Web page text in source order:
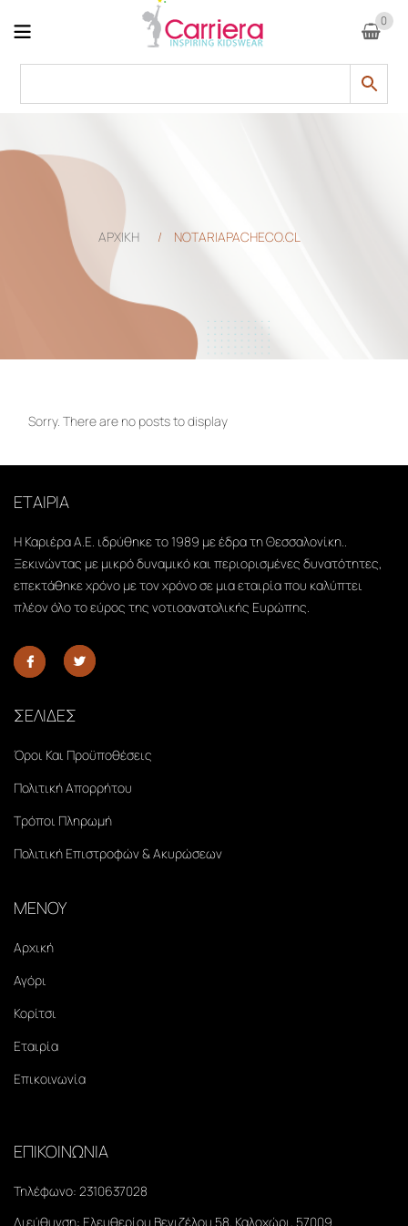
0
ΑΡΧΙΚΗ / NOTARIAPACHECO.CL
Sorry. There are no posts to display
ΕΤΑΙΡΙΑ
Η Καριέρα Α.Ε. ιδρύθηκε το 1989 με έδρα τη Θεσσαλονίκη..
Ξεκινώντας με μικρό δυναμικό και περιορισμένες δυνατότητες,
επεκτάθηκε χρόνο με τον χρόνο σε μια εταιρία που καλύπτει
πλέον όλο το εύρος της νοτιοανατολικής Ευρώπης.
ΣΕΛΙΔΕΣ
Όροι Και Προϋποθέσεις
Πολιτική Απορρήτου
Τρόποι Πληρωμή
Πολιτική Επιστροφών & Ακυρώσεων
ΜΕΝΟΥ
Αρχική
Αγόρι
Κορίτσι
Εταιρία
Επικοινωνία
ΕΠΙΚΟΙΝΩΝΙΑ
Τηλέφωνο: 2310637028
Διεύθυνση: Ελευθερίου Βενιζέλου 58, Καλοχώρι, 57009